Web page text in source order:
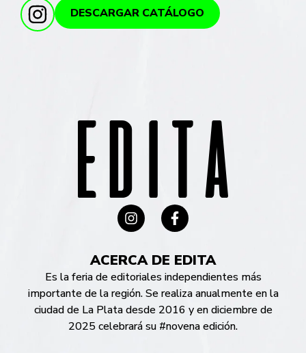
DESCARGAR CATÁLOGO
ACERCA DE EDITA
Es la feria de editoriales independientes más
importante de la región. Se realiza anualmente en la
ciudad de La Plata desde 2016 y en diciembre de
2025 celebrará su #novena edición.